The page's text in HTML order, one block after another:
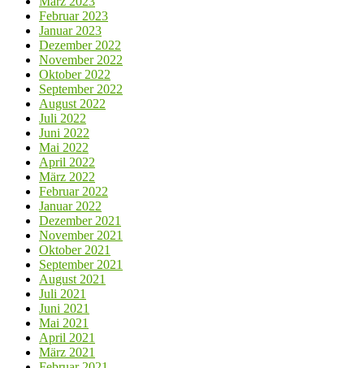
Februar 2023
Januar 2023
Dezember 2022
November 2022
Oktober 2022
September 2022
August 2022
Juli 2022
Juni 2022
Mai 2022
April 2022
März 2022
Februar 2022
Januar 2022
Dezember 2021
November 2021
Oktober 2021
September 2021
August 2021
Juli 2021
Juni 2021
Mai 2021
April 2021
März 2021